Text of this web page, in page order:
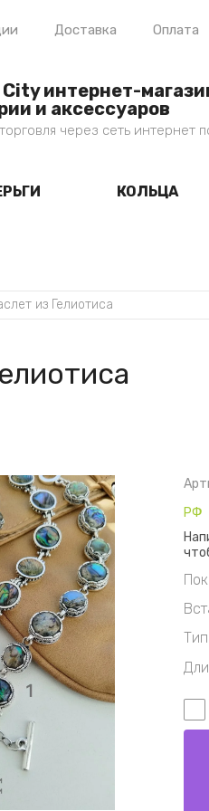
Доставка Оплата
интернет-
и аксессуаров
через сеть интернет
КОЛЬЦА
из Гелиотиса
РФ